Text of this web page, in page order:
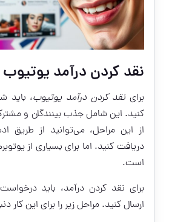
نقد کردن درآمد یوتیوب
برای نقد کردن درآمد یوتیوب، باید
کنید. این شامل جذب بینندگان و
از این مراحل، می‌توانید از طریق
دریافت کنید. اما برای بسیاری از
است.
برای نقد کردن درآمد، باید
ارسال کنید. مراحل زیر را برای این کار